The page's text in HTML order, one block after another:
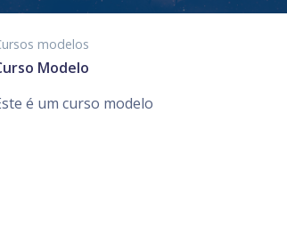
modelos
Modelo
é um curso modelo